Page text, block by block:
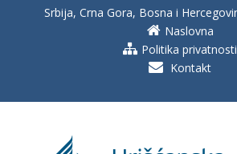
Srbija, Crna Gora, Bosna i
Naslovna
Politika privatnosti
Kontakt